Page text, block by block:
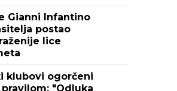
Gianni Infantino
postao
lice
klubovi ogorčeni
"Odluka